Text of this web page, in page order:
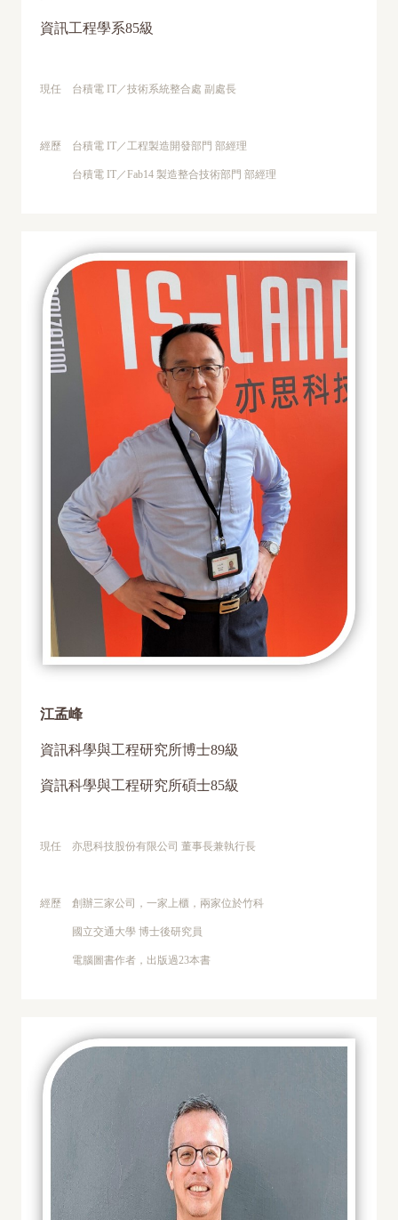
資訊工程學系85級
現任 台積電 IT／技術系統整合處 副處長
經歷 台積電 IT／工程製造開發部門 部經理
台積電 IT／Fab14 製造整合技術部門 部經理
江孟峰
資訊科學與工程研究所博士89級
資訊科學與工程研究所碩士85級
現任 亦思科技股份有限公司 董事長兼執行長
經歷 創辦三家公司，一家上櫃，兩家位於竹科
國立交通大學 博士後研究員
電腦圖書作者，出版過23本書